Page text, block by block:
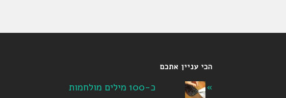
הכי עניין אתכם
כ-100 מילים מולחמות